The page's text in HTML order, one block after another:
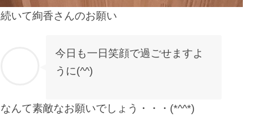
続いて絢香さんのお願い
今日も一日笑顔で過ごせますよ
うに(^^)
なんて素敵なお願いでしょう・・・(*^^*)